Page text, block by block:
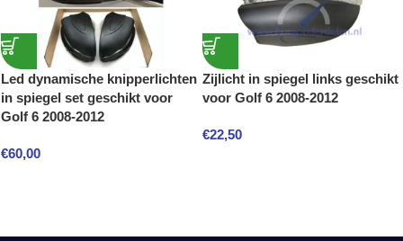
Led dynamische knipperlichten
in spiegel set geschikt voor
Golf 6 2008-2012
€60,00
Zijlicht in spiegel links geschikt
voor Golf 6 2008-2012
€22,50